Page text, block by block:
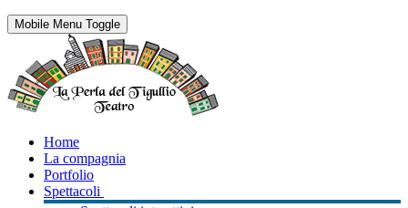
Mobile Menu Toggle
Home
La compagnia
Portfolio
Spettacoli